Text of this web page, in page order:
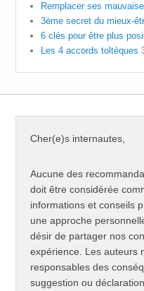
Remplacer ses
3ème secret du mieux-
6 clés pour être plus
Les 4 accords toltèques
Cher(e)s internautes,
Aucune des
doit être considérée
informations et conseils
une approche
désir de partager nos
expérience. Les auteurs
responsables des
suggestion ou